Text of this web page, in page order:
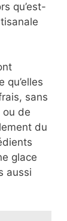
qu’est-
qu’elles
sans
ou de
du
glace
aussi